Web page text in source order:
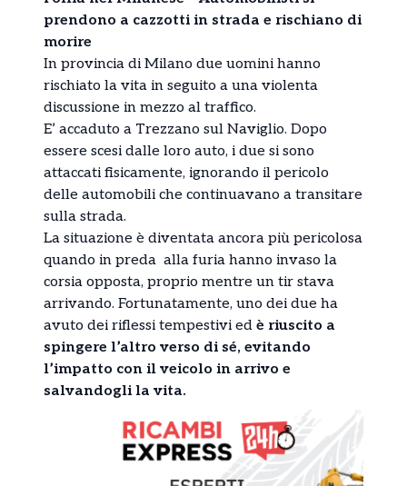
prendono a cazzotti in strada e rischiano di
morire
In provincia di Milano due uomini hanno
rischiato la vita in seguito a una violenta
discussione in mezzo al traffico.
E’ accaduto a Trezzano sul Naviglio. Dopo
essere scesi dalle loro auto, i due si sono
attaccati fisicamente, ignorando il pericolo
delle automobili che continuavano a transitare
sulla strada.
La situazione è diventata ancora più pericolosa
quando in preda alla furia hanno invaso la
corsia opposta, proprio mentre un tir stava
arrivando. Fortunatamente, uno dei due ha
avuto dei riflessi tempestivi ed è riuscito a
spingere l’altro verso di sé, evitando
l’impatto con il veicolo in arrivo e
salvandogli la vita.